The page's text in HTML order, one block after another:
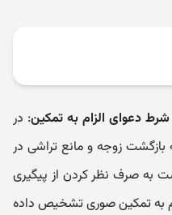
شرط دعوای الزام به تمکین: در
زوجه و مانع تراشی در
به صرف نظر کردن از پیگیری
به تمکین صوری تشخیص داده